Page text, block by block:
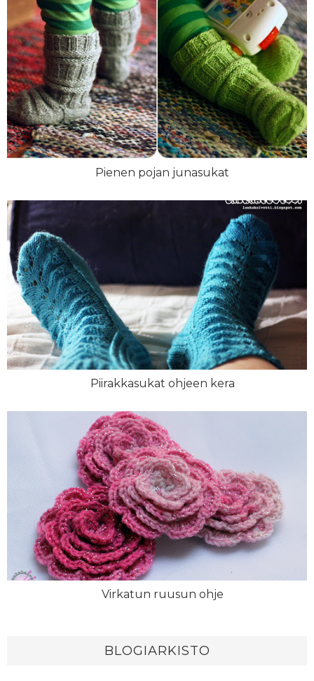
Pienen pojan junasukat
Piirakkasukat ohjeen kera
Virkatun ruusun ohje
BLOGIARKISTO